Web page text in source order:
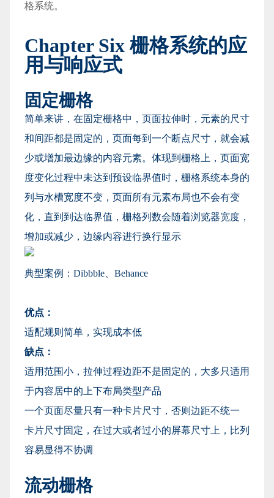
格系统。
Chapter Six 栅格系统的应
用与响应式
固定栅格
简单来讲，在固定栅格中，页面拉伸时，元素的尺寸
和间距都是固定的，页面每到一个断点尺寸，就会减
少或增加最边缘的内容元素。体现到栅格上，页面宽
度变化过程中未达到预设临界值时，栅格系统本身的
列与水槽宽度不变，页面所有元素布局也不会有变
化，直到到达临界值，栅格列数会随着浏览器宽度，
增加或减少，边缘内容进行换行显示
典型案例：Dibbble、Behance
优点：
适配规则简单，实现成本低
缺点：
适用范围小，拉伸过程边距不是固定的，大多只适用
于内容居中的上下布局类型产品
一个页面尽量只有一种卡片尺寸，否则边距不统一
卡片尺寸固定，在过大或者过小的屏幕尺寸上，比列
容易显得不协调
流动栅格